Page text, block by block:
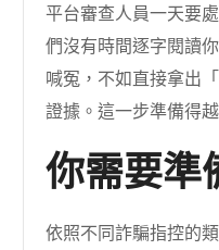
平台審查人員一天要
們沒有時間逐字閱讀
喊冤，不如直接拿出
證據。這一步準備得
你需要準
依照不同詐騙指控的